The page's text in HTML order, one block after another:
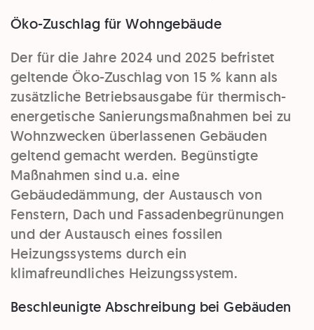
Öko-Zuschlag für Wohngebäude
Der für die Jahre 2024 und 2025 befristet
geltende Öko-Zuschlag von 15 % kann als
zusätzliche Betriebsausgabe für thermisch-
energetische Sanierungsmaßnahmen bei zu
Wohnzwecken überlassenen Gebäuden
geltend gemacht werden. Begünstigte
Maßnahmen sind u.a. eine
Gebäudedämmung, der Austausch von
Fenstern, Dach und Fassadenbegrünungen
und der Austausch eines fossilen
Heizungssystems durch ein
klimafreundliches Heizungssystem.
Beschleunigte Abschreibung bei Gebäuden